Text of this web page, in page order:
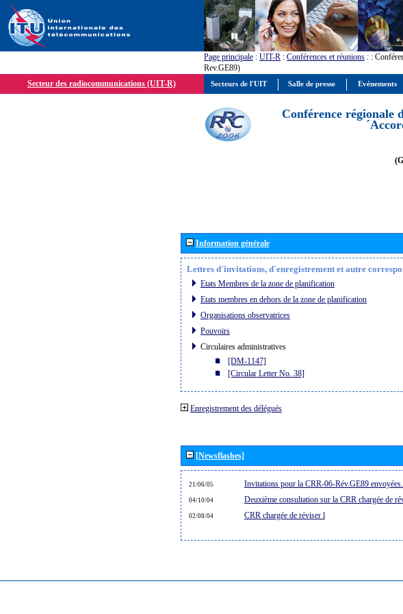
Page principale : UIT-R : Conférences et réunions : :
Rev.GE89)
Secteur des radiocommunications (UIT-R)
Conférence régionale
Information générale
Lettres d´invitations, d´enregistrement et autre
Etats Membres de la zone de planification
Etats membres en dehors de la zone de planification
Organisations observatrices
Pouvoirs
Circulaires administratives
[DM-1147]
[Circular Letter No. 38]
Enregistrement des délégués
[Newsflashes]
21/06/05 Invitations pour la CRR-06-Rév.GE89 envoyées...
04/10/04 Deuxième consultation sur la CRR chargée de
02/08/04 CRR chargée de réviser l
Secteurs de l'UIT Salle de presse Evénements